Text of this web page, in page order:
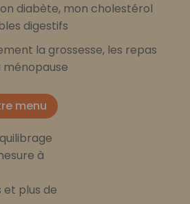
diabète, mon cholestérol
digestifs
la grossesse, les repas
ménopause
menu
à
et plus de